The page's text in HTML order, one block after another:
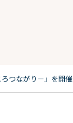
つながり－」を開催